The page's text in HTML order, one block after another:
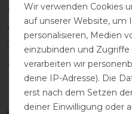
5
4
3
2
1
Wir verwenden Cookies
auf unserer Website, um
personalisieren, Medien
einzubinden und Zugriffe
verarbeiten wir
deine IP-Adresse). Die
erst nach dem Setzen
deiner Einwilligung oder